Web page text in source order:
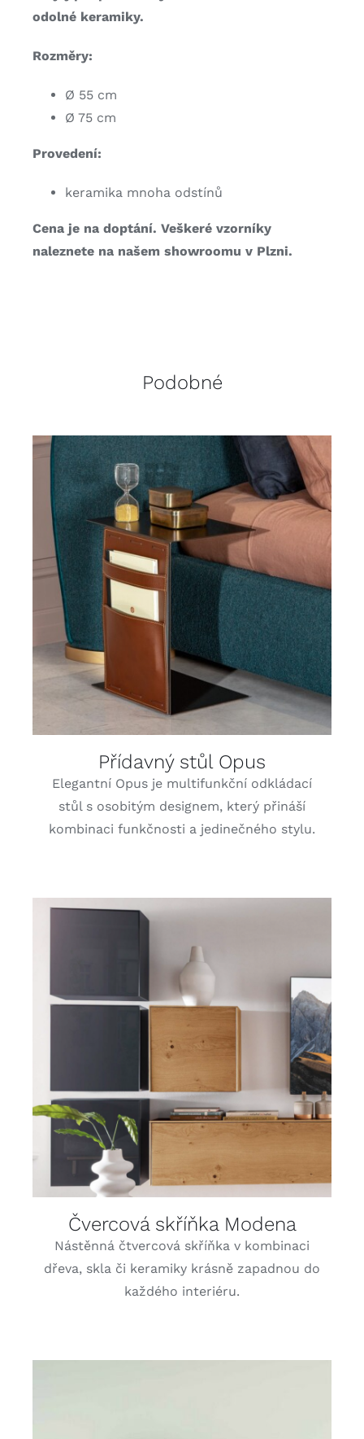
odolné keramiky.
Rozměry:
Ø 55 cm
Ø 75 cm
Provedení:
keramika mnoha odstínů
Cena je na doptání. Veškeré vzorníky
naleznete na našem showroomu v Plzni.
Podobné
DETAILY
Přídavný stůl Opus
Elegantní Opus je multifunkční odkládací
stůl s osobitým designem, který přináší
kombinaci funkčnosti a jedinečného stylu.
DETAILY
Čvercová skříňka Modena
Nástěnná čtvercová skříňka v kombinaci
dřeva, skla či keramiky krásně zapadnou do
každého interiéru.